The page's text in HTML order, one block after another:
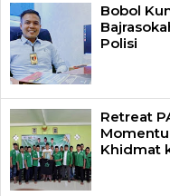
Bobol
Polisi
Retreat
Khidmat